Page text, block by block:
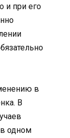
и при его
в
В
в одном